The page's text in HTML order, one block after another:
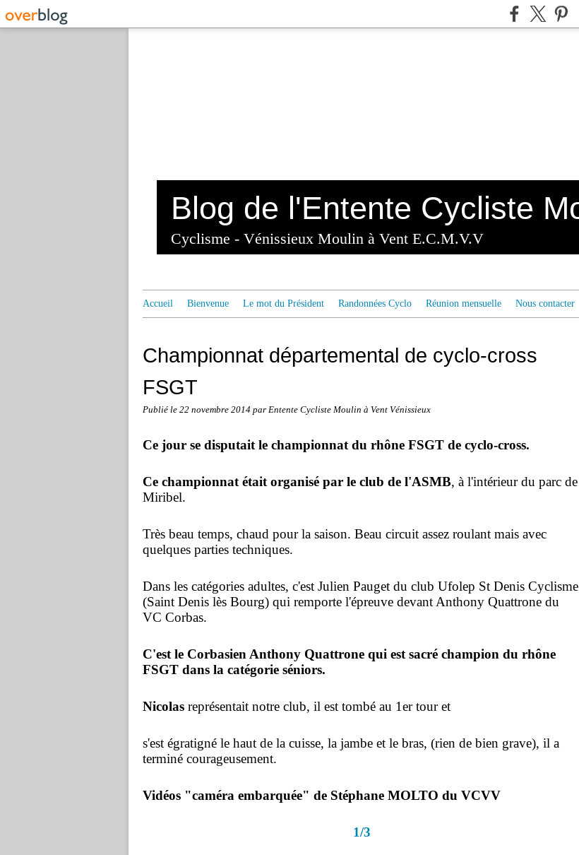
Cyclisme - Vénissieux Moulin à Vent E.C.M.V.V
Accueil Bienvenue Le mot du Président Randonnées Cyclo Réunion mensuelle Nous contacter
Championnat départemental de cyclo-cross
FSGT
Publié le 22 novembre 2014 par Entente Cycliste Moulin à Vent Vénissieux
Ce jour se disputait le championnat du rhône FSGT de cyclo-cross.
Ce championnat était organisé par le club de l'ASMB, à l'intérieur du parc de
Miribel.
Très beau temps, chaud pour la saison. Beau circuit assez roulant mais avec
quelques parties techniques.
Dans les catégories adultes, c'est Julien Pauget du club Ufolep St Denis Cyclisme
(Saint Denis lès Bourg) qui remporte l'épreuve devant Anthony Quattrone du
VC Corbas.
C'est le Corbasien Anthony Quattrone qui est sacré champion du rhône
FSGT dans la catégorie séniors.
Nicolas représentait notre club, il est tombé au 1er tour et
s'est égratigné le haut de la cuisse, la jambe et le bras, (rien de bien grave), il a
terminé courageusement.
Vidéos "caméra embarquée" de Stéphane MOLTO du VCVV
1/3